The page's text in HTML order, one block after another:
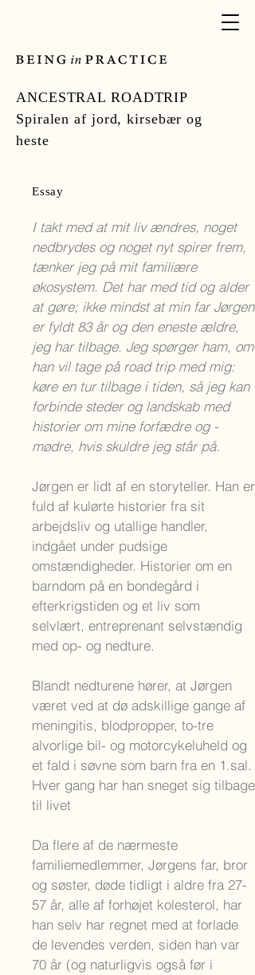
ANCESTRAL ROADTRIP
Spiralen af jord, kirsebær og
heste
Essay
I takt med at mit liv ændres, noget
nedbrydes og noget nyt spirer frem,
tænker jeg på mit familiære
økosystem. Det har med tid og alder
at gøre; ikke mindst at min far Jørgen
er fyldt 83 år og den eneste ældre,
jeg har tilbage. Jeg spørger ham, om
han vil tage på road trip med mig:
køre en tur tilbage i tiden, så jeg kan
forbinde steder og landskab med
historier om mine forfædre og -
mødre, hvis skuldre jeg står på.
Jørgen er lidt af en storyteller. Han er
fuld af kulørte historier fra sit
arbejdsliv og utallige handler,
indgået under pudsige
omstændigheder. Historier om en
barndom på en bondegård i
efterkrigstiden og et liv som
selvlært, entreprenant selvstændig
med op- og nedture.
Blandt nedturene hører, at Jørgen
været ved at dø adskillige gange af
meningitis, blodpropper, to-tre
alvorlige bil- og motorcykeluheld og
et fald i søvne som barn fra en 1.sal.
Hver gang har han sneget sig tilbage
til livet
Da flere af de nærmeste
familiemedlemmer, Jørgens far, bror
og søster, døde tidligt i aldre fra 27-
57 år, alle af forhøjet kolesterol, har
han selv har regnet med at forlade
de levendes verden, siden han var
70 år (og naturligvis også før i